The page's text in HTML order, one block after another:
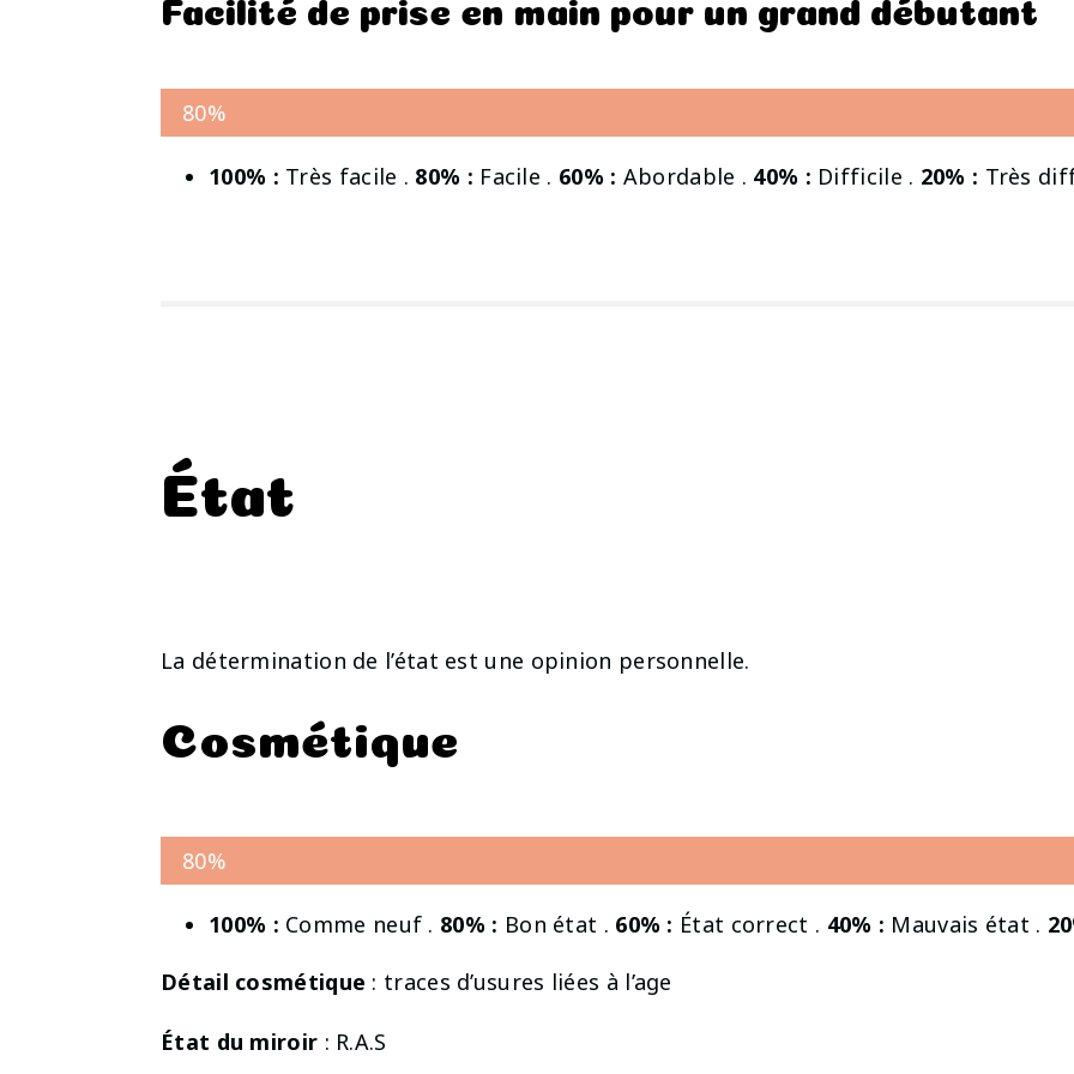
Facilité de prise en main pour un grand débutant
80%
100% : Très facile . 80% : Facile . 60% : Abordable . 40% : Difficile . 20% : Très
État
La détermination de l’état est une opinion personnelle.
Cosmétique
80%
100% : Comme neuf . 80% : Bon état . 60% : État correct . 40% : Mauvais état .
Détail cosmétique : traces d’usures liées à l’age
État du miroir : R.A.S